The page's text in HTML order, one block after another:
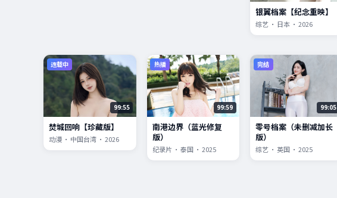
银翼档案【纪念重映】
综艺 · 日本 · 2026
连载中
99:55
焚城回响【珍藏版】
动漫 · 中国台湾 · 2026
热播
99:59
南港边界（蓝光修复
版）
纪录片 · 泰国 · 2025
完结
99:05
零号档案（未删减加长
版）
综艺 · 英国 · 2025